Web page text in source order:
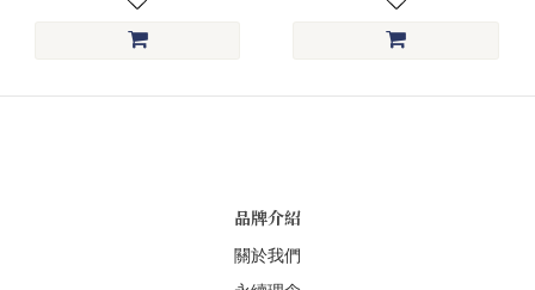
品牌介紹
關於我們